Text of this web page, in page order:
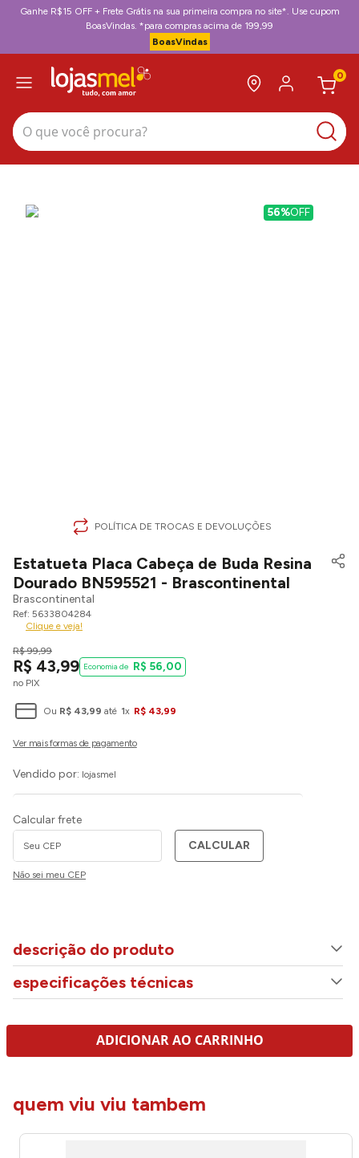
Ganhe R$15 OFF + Frete Grátis na sua primeira compra no site*. Use cupom
BoasVindas. *para compras acima de 199,99
BoasVindas
0
O que você procura?
56%OFF
POLÍTICA DE TROCAS E DEVOLUÇÕES
Estatueta Placa Cabeça de Buda Resina
Dourado BN595521 - Brascontinental
Brascontinental
5633804284
Clique e veja!
R$ 99,99
R$ 43,99
no PIX
R$ 56,00
Ou R$ 43,99 até 1x R$ 43,99
Vendido por: lojasmel
Calcular frete
CALCULAR
Não sei meu CEP
descrição do produto
especificações técnicas
ADICIONAR AO CARRINHO
quem viu viu tambem